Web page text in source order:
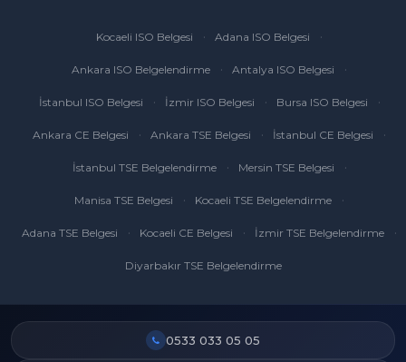
Kocaeli ISO Belgesi Adana ISO Belgesi
Ankara ISO Belgelendirme Antalya ISO Belgesi
İstanbul ISO Belgesi İzmir ISO Belgesi Bursa ISO Belgesi
Ankara CE Belgesi Ankara TSE Belgesi İstanbul CE Belgesi
İstanbul TSE Belgelendirme Mersin TSE Belgesi
Manisa TSE Belgesi Kocaeli TSE Belgelendirme
Adana TSE Belgesi Kocaeli CE Belgesi İzmir TSE Belgelendirme
Diyarbakır TSE Belgelendirme
0533 033 05 05